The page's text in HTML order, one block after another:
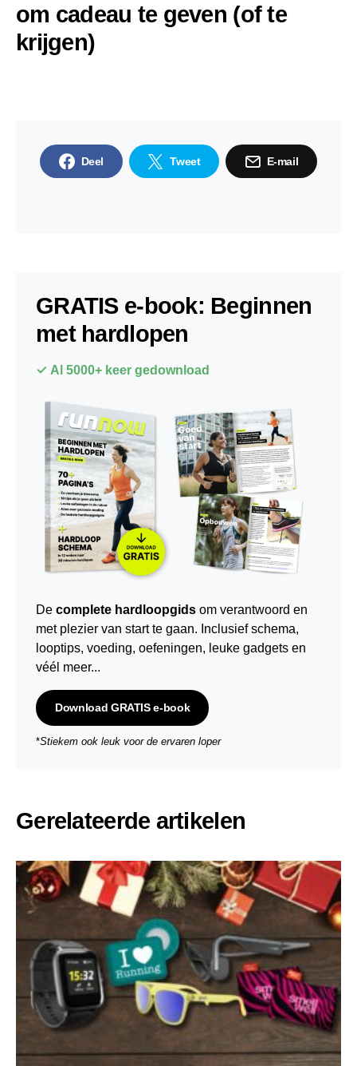
om cadeau te geven (of te
krijgen)
Deel Tweet E-mail
GRATIS e-book: Beginnen
met hardlopen
✓ Al 5000+ keer gedownload
De complete hardloopgids om verantwoord en
met plezier van start te gaan. Inclusief schema,
looptips, voeding, oefeningen, leuke gadgets en
véél meer...
Download GRATIS e-book
*Stiekem ook leuk voor de ervaren loper
Gerelateerde artikelen